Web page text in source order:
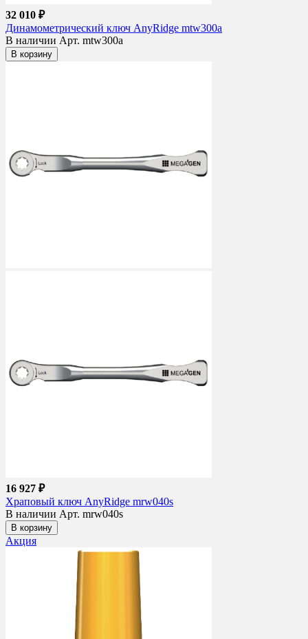
32 010 ₽
Динамометрический ключ AnyRidge mtw300a
В наличии Арт. mtw300a
В корзину
16 927 ₽
Храповый ключ AnyRidge mrw040s
В наличии Арт. mrw040s
В корзину
Акция